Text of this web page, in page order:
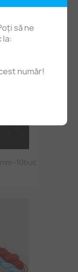
să ne
la:
număr!
-10buc